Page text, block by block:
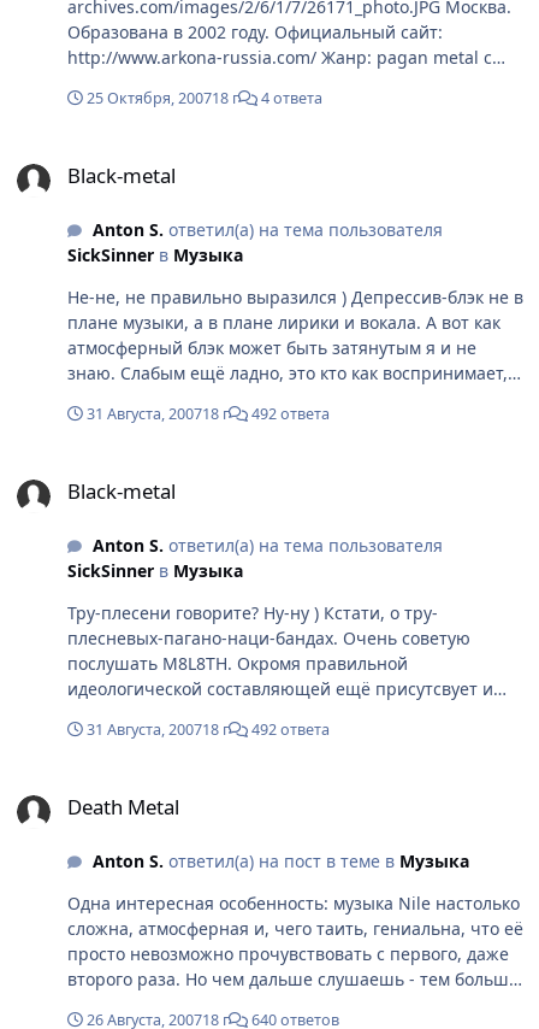
archives.com/images/2/6/1/7/26171_photo.JPG Москва.
Образована в 2002 году. Официальный сайт:
http://www.arkona-russia.com/ Жанр: pagan metal с
Участники: Маша "Scream" Архипова - вокал(гроул)
то так. Точно уже не помню. Плюс на бэк-вокале
(демо) 2004 - Возрождение 2004 - Лепта 2005 - Во
Славу Великим! 2007 - От Сердца к Небу Есть также
Аркона польская и ещё одна московская. Обе играют
nsbm, обеих уже вроде не существует. + Тур в
поддержку нового альбома "От Сердца к Небу":
http://www.arkona-russia.com/gallery/big_622.jpg 24.10
Banska Bystrica (Slovakia) 25.10 Brno (Czech Republic)
26.10 Praha (Czech Republic) 27.10 Nitra (Slovakia) 28.10
Петербург (клуб "Арктика") 07.11 Киев (J.HENDRIX
Казань ("Art-Salon") 12.11 Набережные Челны (место
проведения уточняется) 13.11 Ульяновск ("Арбат")
14.11 Самара ("Подвал") 15.11 Уфа ("Аваллон") 16.11
Тольятти ("Генератор") 17.11 Пенза ("Захват") 18.11
Саратов (место проведения уточняется) 19.11
Воронеж ("Сити") 20.11 Липецк ("Камин") 21.11 Курск
("Легион") 24.11 Iasi (Romania) 25.11 Кишинев (место
25 Октября, 200718 г 4 ответа
Black-metal
Anton S. ответил(а) на тема пользователя
SickSinner в Музыка
Не-не, не правильно выразился ) Депрессив-блэк не в
плане музыки, а в плане лирики и вокала. А вот как
атмосферный блэк может быть затянутым я и не
знаю. Слабым ещё ладно, это кто как воспринимает,
31 Августа, 200718 г 492 ответа
Black-metal
Anton S. ответил(а) на тема пользователя
SickSinner в Музыка
Тру-плесени говорите? Ну-ну ) Кстати, о тру-
плесневых-пагано-наци-бандах. Очень советую
послушать M8L8TH. Окромя правильной
идеологической составляющей ещё присутсвует и
команда, опять же. И ещё оцените: Walknut -
рекомендую. Stellar Winter выложили промо-трэком
31 Августа, 200718 г 492 ответа
Death Metal
Anton S. ответил(а) на пост в теме в Музыка
Одна интересная особенность: музыка Nile настолько
сложна, атмосферная и, чего таить, гениальна, что её
просто невозможно прочувствовать с первого, даже
второго раза. Но чем дальше слушаешь - тем больше
26 Августа, 200718 г 640 ответов